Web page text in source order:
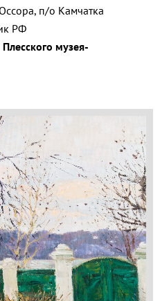
п/о Камчатка
РФ
музея-
Лето
Коллекция
Музей
1